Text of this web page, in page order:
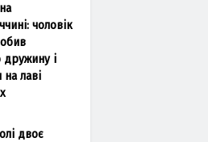
чоловік
і
лаві
двоє